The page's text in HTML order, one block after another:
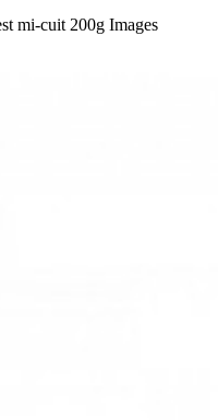
mi-cuit 200g Images